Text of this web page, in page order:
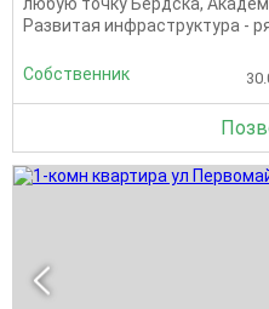
Развитая инфраструктура -
Собственник